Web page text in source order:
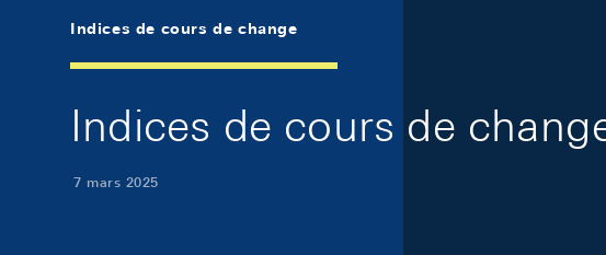
Indices de cours de change
Indices de cours de
7 mars 2025